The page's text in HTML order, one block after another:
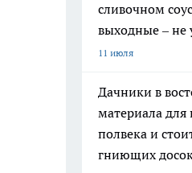
сливочном
выходные – не
11 июля
Дачники в
материала для
полвека и
гниющих